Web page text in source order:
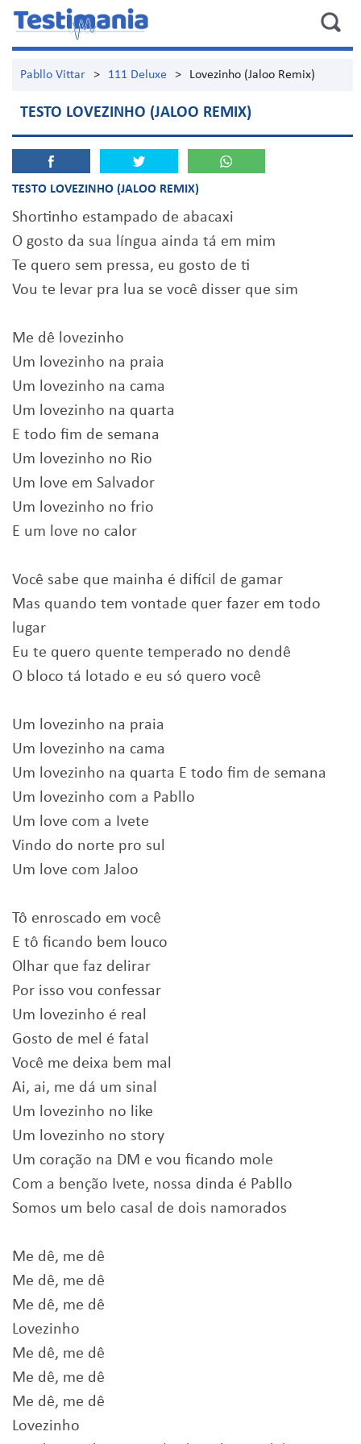
Pabllo Vittar > 111 Deluxe > Lovezinho (Jaloo Remix)
TESTO LOVEZINHO (JALOO REMIX)
TESTO LOVEZINHO (JALOO REMIX)
Shortinho estampado de abacaxi
O gosto da sua língua ainda tá em mim
Te quero sem pressa, eu gosto de ti
Vou te levar pra lua se você disser que sim
Me dê lovezinho
Um lovezinho na praia
Um lovezinho na cama
Um lovezinho na quarta
E todo fim de semana
Um lovezinho no Rio
Um love em Salvador
Um lovezinho no frio
E um love no calor
Você sabe que mainha é difícil de gamar
Mas quando tem vontade quer fazer em todo
lugar
Eu te quero quente temperado no dendê
O bloco tá lotado e eu só quero você
Um lovezinho na praia
Um lovezinho na cama
Um lovezinho na quarta E todo fim de semana
Um lovezinho com a Pabllo
Um love com a Ivete
Vindo do norte pro sul
Um love com Jaloo
Tô enroscado em você
E tô ficando bem louco
Olhar que faz delirar
Por isso vou confessar
Um lovezinho é real
Gosto de mel é fatal
Você me deixa bem mal
Ai, ai, me dá um sinal
Um lovezinho no like
Um lovezinho no story
Um coração na DM e vou ficando mole
Com a benção Ivete, nossa dinda é Pabllo
Somos um belo casal de dois namorados
Me dê, me dê
Me dê, me dê
Me dê, me dê
Lovezinho
Me dê, me dê
Me dê, me dê
Me dê, me dê
Lovezinho